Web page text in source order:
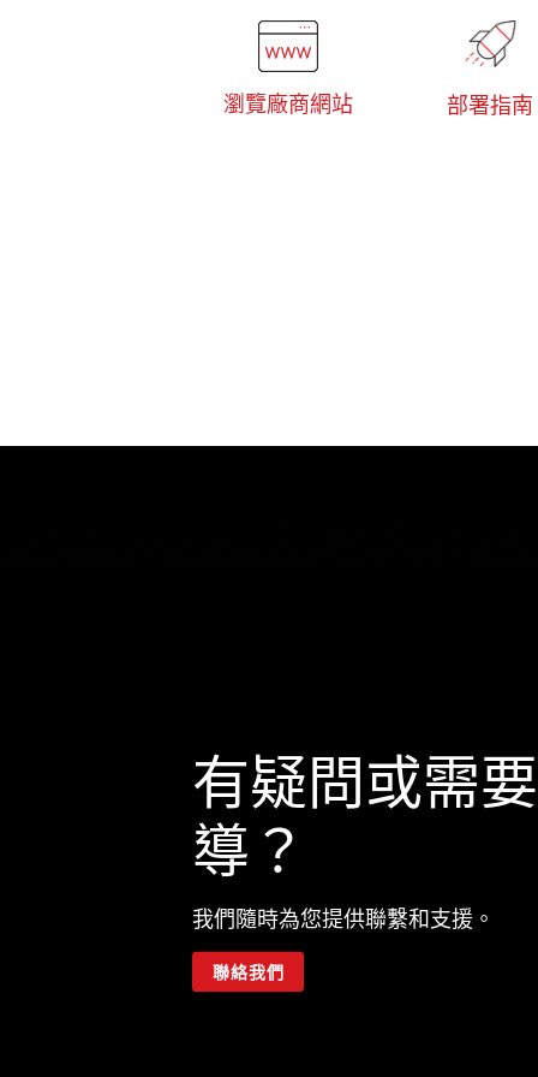
瀏覽廠商網站 部署指南
有疑問或需
導？
我們隨時為您提供聯繫和支援。
聯絡我們